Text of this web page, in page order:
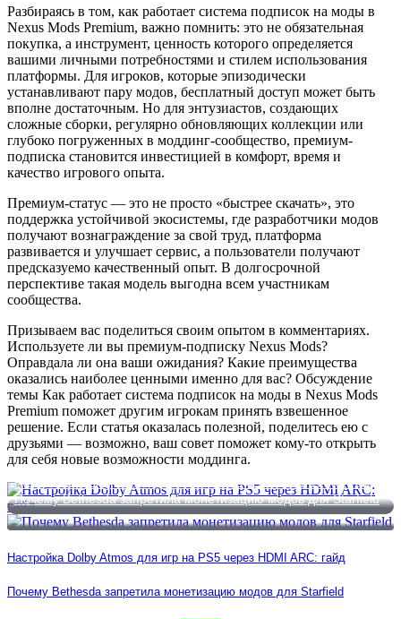
Разбираясь в том, как работает система подписок на моды в
Nexus Mods Premium, важно помнить: это не обязательная
покупка, а инструмент, ценность которого определяется
вашими личными потребностями и стилем использования
платформы. Для игроков, которые эпизодически
устанавливают пару модов, бесплатный доступ может быть
вполне достаточным. Но для энтузиастов, создающих
сложные сборки, регулярно обновляющих коллекции или
глубоко погруженных в моддинг-сообщество, премиум-
подписка становится инвестицией в комфорт, время и
качество игрового опыта.
Премиум-статус — это не просто «быстрее скачать», это
поддержка устойчивой экосистемы, где разработчики модов
получают вознаграждение за свой труд, платформа
развивается и улучшает сервис, а пользователи получают
предсказуемо качественный опыт. В долгосрочной
перспективе такая модель выгодна всем участникам
сообщества.
Призываем вас поделиться своим опытом в комментариях.
Используете ли вы премиум-подписку Nexus Mods?
Оправдала ли она ваши ожидания? Какие преимущества
оказались наиболее ценными именно для вас? Обсуждение
темы Как работает система подписок на моды в Nexus Mods
Premium поможет другим игрокам принять взвешенное
решение. Если статья оказалась полезной, поделитесь ею с
друзьями — возможно, ваш совет поможет кому-то открыть
для себя новые возможности моддинга.
Настройка Dolby Atmos для игр на PS5 через HDMI ARC: гайд
Почему Bethesda запретила монетизацию модов для Starfield
Настройка Dolby Atmos для игр на PS5 через HDMI ARC: гайд
Почему Bethesda запретила монетизацию модов для Starfield